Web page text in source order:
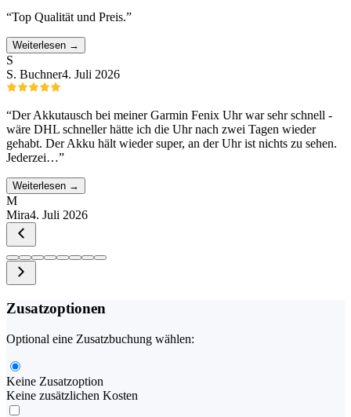
“Top Qualität und Preis.”
Weiterlesen →
S
S. Buchner4. Juli 2026
“Der Akkutausch bei meiner Garmin Fenix Uhr war sehr schnell -
wäre DHL schneller hätte ich die Uhr nach zwei Tagen wieder
gehabt. Der Akku hält wieder super, an der Uhr ist nichts zu sehen.
Jederzei…”
Weiterlesen →
M
Mira4. Juli 2026
Zusatzoptionen
Optional eine Zusatzbuchung wählen:
Keine Zusatzoption
Keine zusätzlichen Kosten